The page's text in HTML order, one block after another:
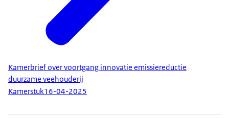
Kamerbrief over voortgang innovatie emissiereductie
duurzame veehouderij
Kamerstuk16-04-2025